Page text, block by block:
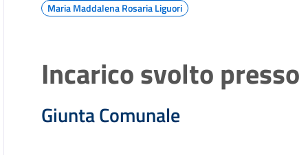
Maria Maddalena Rosaria Liguori
Incarico svolto presso
Giunta Comunale